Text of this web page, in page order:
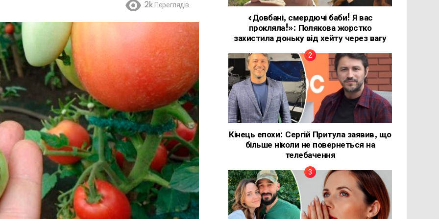
2k Переглядів
«Довбані, смердючі баби! Я вас
прокляла!»: Полякова жорстко
захистила доньку від хейту через вагу
Кінець епохи: Сергій Притула заявив, що
більше ніколи не повернеться на
телебачення